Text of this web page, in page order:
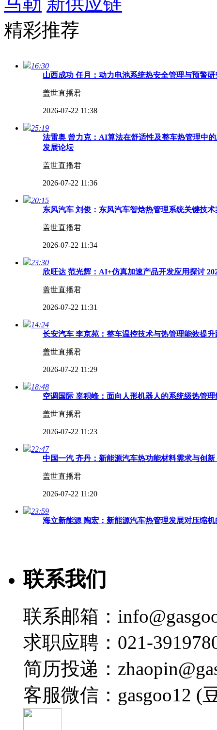
精彩推荐
16:30
山西成功 任月：动力电池系统热安全管理与预警
盖世直播君
2026-07-22 11:38
25:19
法雷奥 曾力克：AI算法在舒适性及整车热管理中
发展论坛
盖世直播君
2026-07-22 11:36
20:15
东风汽车 刘俊：东风汽车智焓热管理系统关键技
盖世直播君
2026-07-22 11:34
23:30
欣旺达 范光辉：AI+仿真加速产品开发应用探讨
盖世直播君
2026-07-22 11:31
14:24
长安汽车 李京苑：整车温控技术与热管理能效提
盖世直播君
2026-07-22 11:29
18:48
空调国际 辜积峰：面向人形机器人的系统级热管
盖世直播君
2026-07-22 11:23
22:47
中国一汽 齐丹：新能源汽车热功能材料需求与创
盖世直播君
2026-07-22 11:20
23:59
海立新能源 陶宏：新能源汽车热管理发展对压缩
31:42
【高端对话】 2026第四届汽车热管理全场景创新
2026-07-22 11:16
23:11
北汽福田 黄嘉悦：商用车全域热管理能效提升路
盖世直播君
2026-07-22 11:15
19:01
安世 罗金：安世车规MOSFET驱动汽车热管理方
联系我们
联系邮箱：
求职应聘：021-
简历投递：
客服微信：gasgoo12 (